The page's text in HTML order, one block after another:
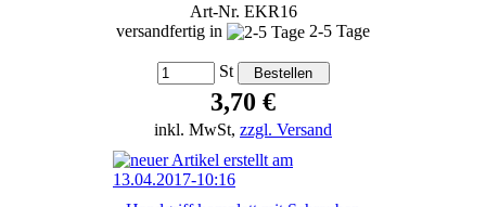
Art-Nr. EKR16
versandfertig in
2-5 Tage
St
3,70 €
inkl. MwSt, zzgl. Versand